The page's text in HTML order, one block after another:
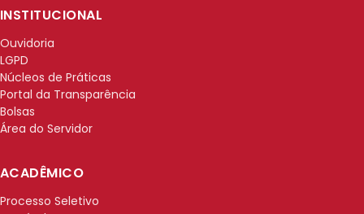
INSTITUCIONAL
Ouvidoria
LGPD
Núcleos de Práticas
Portal da Transparência
Bolsas
Área do Servidor
ACADÊMICO
Processo Seletivo